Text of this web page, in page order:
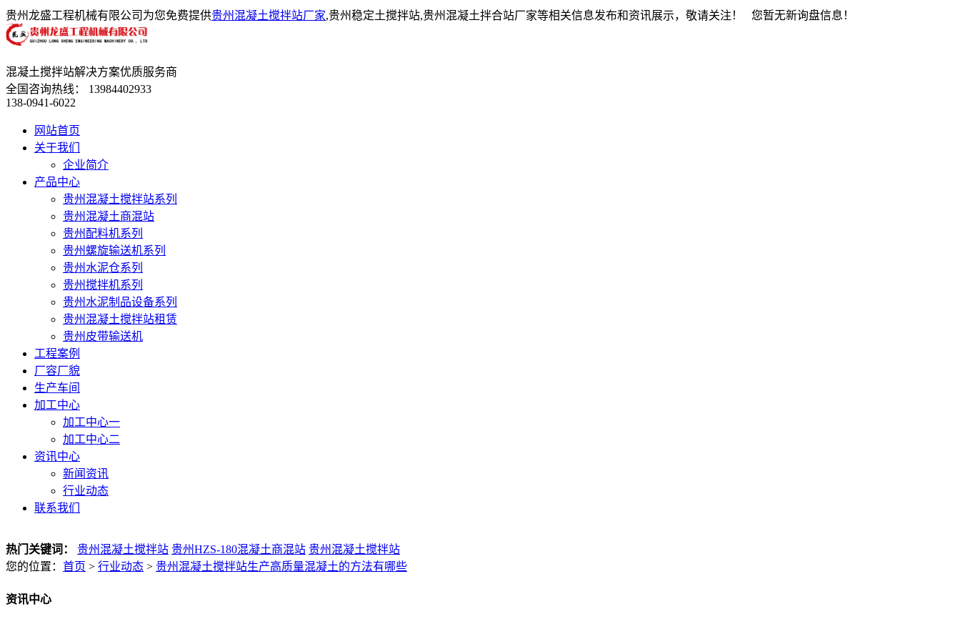
贵州龙盛工程机械有限公司为您免费提供贵州混凝土搅拌站厂家,贵州稳定土搅拌站,贵州混凝土拌合站厂家等相关信息发布和资讯展示，敬请关注！ 您暂无新询盘信息！
混凝土搅拌站解决方案优质服务商
全国咨询热线： 13984402933
138-0941-6022
网站首页
关于我们
企业简介
产品中心
贵州混凝土搅拌站系列
贵州混凝土商混站
贵州配料机系列
贵州螺旋输送机系列
贵州水泥仓系列
贵州搅拌机系列
贵州水泥制品设备系列
贵州混凝土搅拌站租赁
贵州皮带输送机
工程案例
厂容厂貌
生产车间
加工中心
加工中心一
加工中心二
资讯中心
新闻资讯
行业动态
联系我们
热门关键词： 贵州混凝土搅拌站 贵州HZS-180混凝土商混站 贵州混凝土搅拌站
您的位置： 首页 > 行业动态 > 贵州混凝土搅拌站生产高质量混凝土的方法有哪些
资讯中心